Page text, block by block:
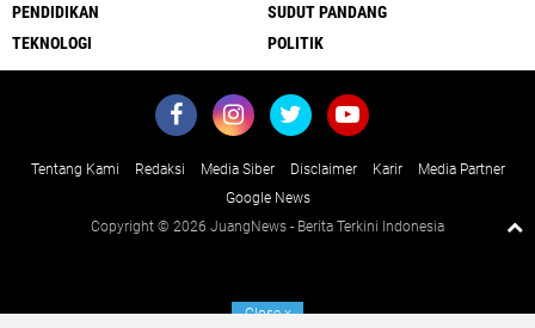
PENDIDIKAN
SUDUT PANDANG
TEKNOLOGI
POLITIK
Tentang Kami Redaksi Media Siber Disclaimer Karir
Media Partner
Google News
Copyright © 2026 JuangNews - Berita Terkini Indonesia
Closex